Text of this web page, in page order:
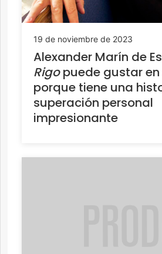
19 de noviembre de 2023
Alexander Marín de
Rigopuede gustar
porque tiene una
superación personal
impresionante